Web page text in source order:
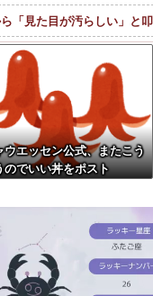
「見た目が汚らしい」と
いDTなんておらんよな？
な模様w w w w w w w w w
てけ
高過ぎる件w w w w w w
。
るおそれ
ウエッセン公式、またこう
のでいい丼をポスト